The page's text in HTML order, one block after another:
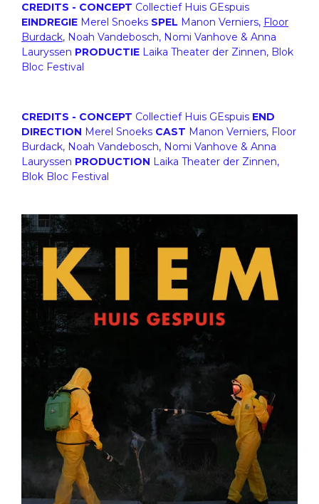
CREDITS - CONCEPT Collectief Huis GEspuis
EINDREGIE Merel Snoeks SPEL Manon Verniers, Floor
Burdack, Noah Vandebosch, Nomi Vanhove & Anna
Lauryssen PRODUCTIE Laika Theater der Zinnen, Blok
Bloc Festival
CREDITS - CONCEPT Collectief Huis GEspuis END
DIRECTION Merel Snoeks CAST Manon Verniers, Floor
Burdack, Noah Vandebosch, Nomi Vanhove & Anna
Lauryssen PRODUCTION Laika Theater der Zinnen,
Blok Bloc Festival